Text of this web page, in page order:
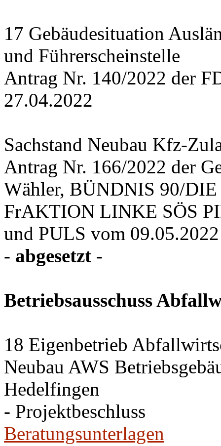
17 Gebäudesituation
und Führerscheinstelle
Antrag Nr. 140/2022 der
27.04.2022
Sachstand Neubau Kfz-
Antrag Nr. 166/2022 der
Wähler, BÜNDNIS 90/
FrAKTION LINKE SÖS
und PULS vom 09.05.2022
- abgesetzt -
Betriebsausschuss
18 Eigenbetrieb
Neubau AWS
Hedelfingen
- Projektbeschluss
Beratungsunterlagen